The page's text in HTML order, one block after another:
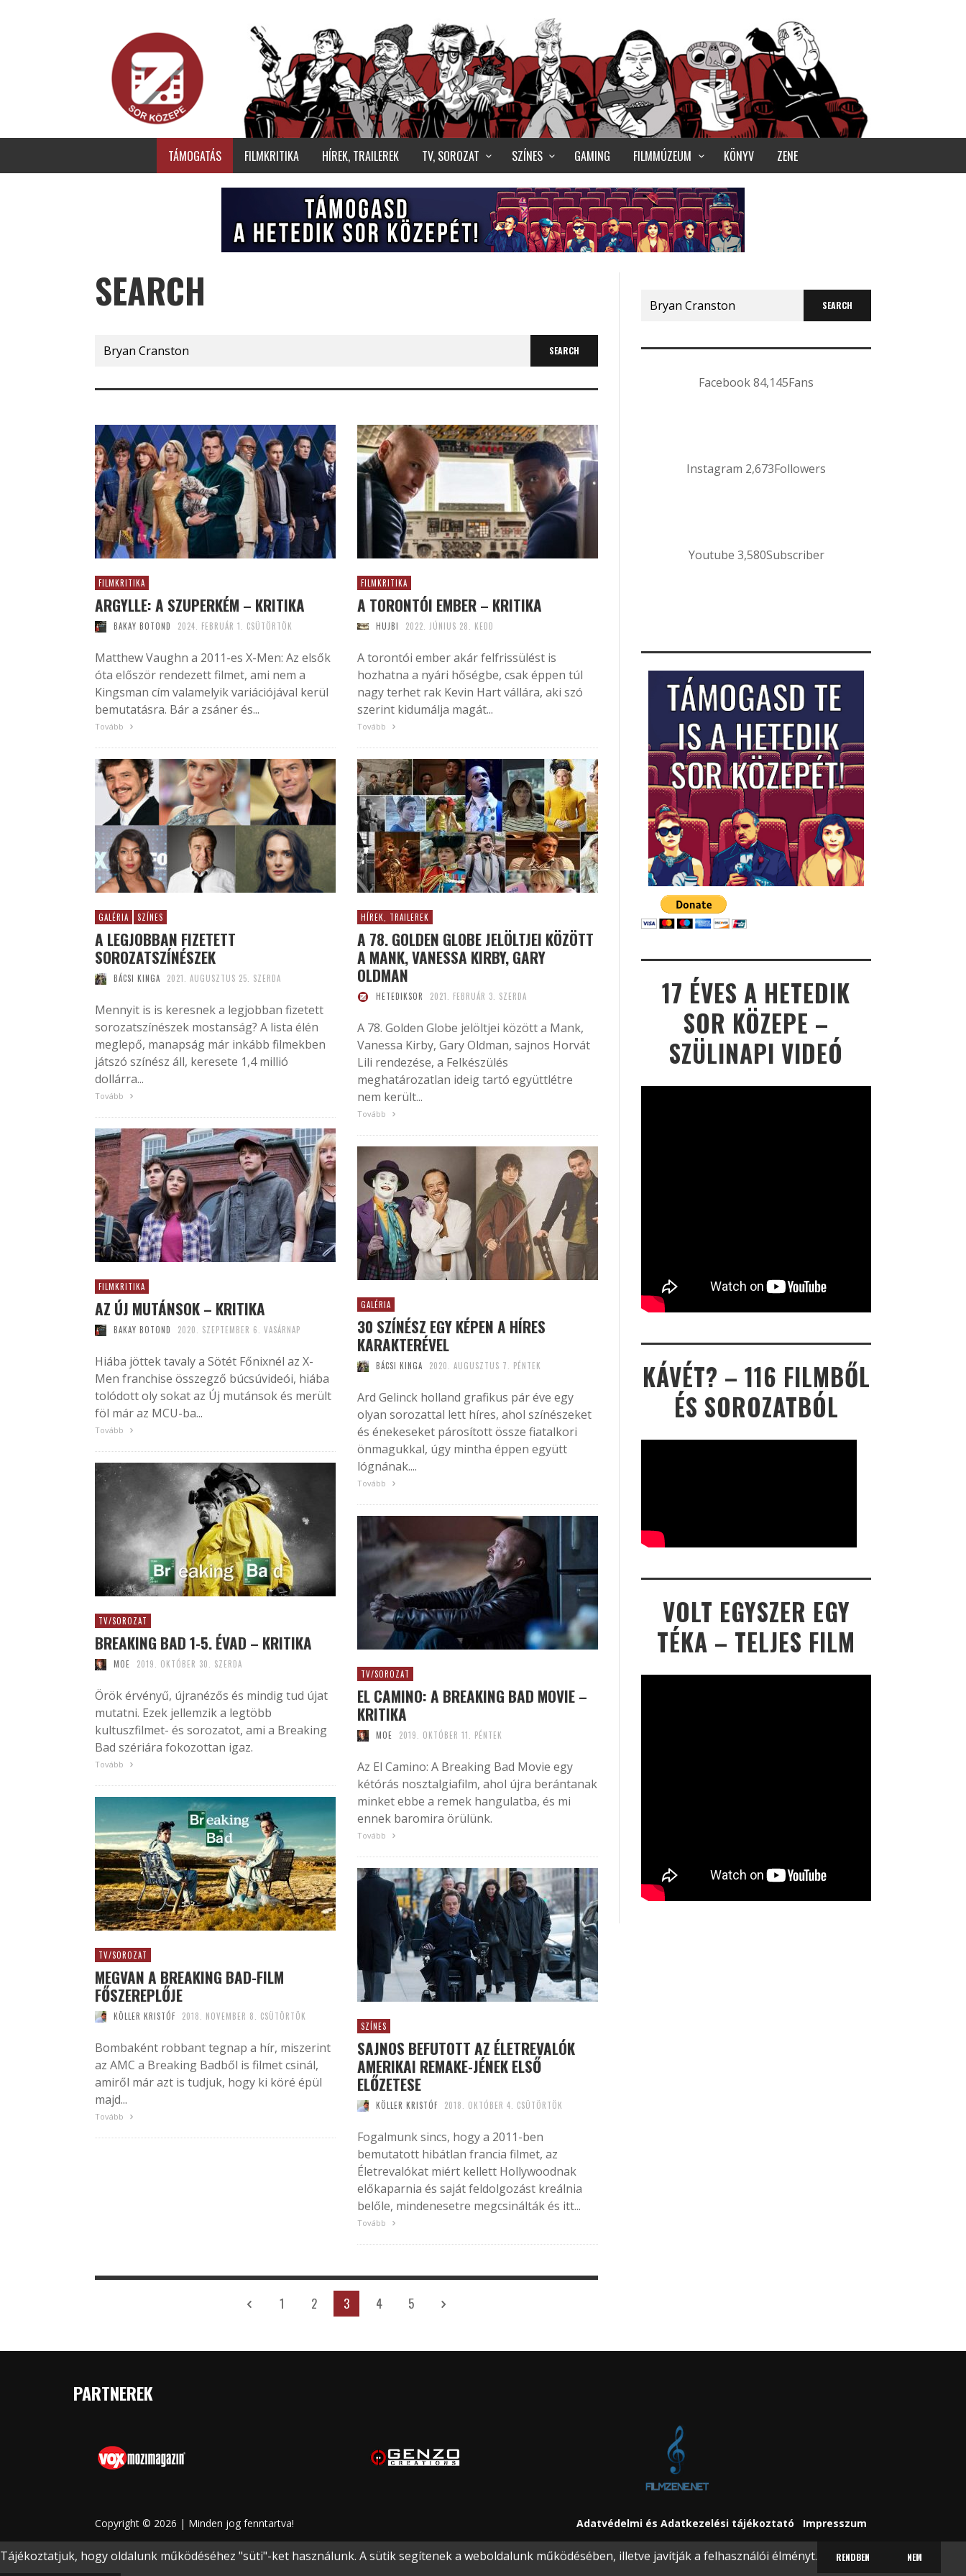
TÁMOGATÁS FILMKRITIKA HÍREK, TRAILEREK TV, SOROZAT SZÍNES GAMING FILMMÚZEUM KÖNYV ZENE
SEARCH
Search
for:
FILMKRITIKA
ARGYLLE: A SZUPERKÉM – KRITIKA
BAKAY BOTOND 2024. FEBRUÁR 1. CSÜTÖRTÖK
Matthew Vaughn a 2011-es X-Men: Az elsők
óta először rendezett filmet, ami nem a
Kingsman cím valamelyik variációjával kerül
bemutatásra. Bár a zsáner és...
Tovább
FILMKRITIKA
A TORONTÓI EMBER – KRITIKA
HUJBI 2022. JÚNIUS 28. KEDD
A torontói ember akár felfrissülést is
hozhatna a nyári hőségbe, csak éppen túl
nagy terhet rak Kevin Hart vállára, aki szó
szerint kidumálja magát...
Tovább
GALÉRIA SZÍNES
A LEGJOBBAN FIZETETT
SOROZATSZÍNÉSZEK
BÁCSI KINGA 2021. AUGUSZTUS 25. SZERDA
Mennyit is is keresnek a legjobban fizetett
sorozatszínészek mostanság? A lista élén
meglepő, manapság már inkább filmekben
játszó színész áll, keresete 1,4 millió
dollárra...
Tovább
HÍREK, TRAILEREK
A 78. GOLDEN GLOBE JELÖLTJEI KÖZÖTT
A MANK, VANESSA KIRBY, GARY
OLDMAN
HETEDIKSOR 2021. FEBRUÁR 3. SZERDA
A 78. Golden Globe jelöltjei között a Mank,
Vanessa Kirby, Gary Oldman, sajnos Horvát
Lili rendezése, a Felkészülés
meghatározatlan ideig tartó együttlétre
nem került...
Tovább
FILMKRITIKA
AZ ÚJ MUTÁNSOK – KRITIKA
BAKAY BOTOND 2020. SZEPTEMBER 6. VASÁRNAP
Hiába jöttek tavaly a Sötét Főnixnél az X-
Men franchise összegző búcsúvideói, hiába
tolódott oly sokat az Új mutánsok és merült
föl már az MCU-ba...
Tovább
GALÉRIA
30 SZÍNÉSZ EGY KÉPEN A HÍRES
KARAKTERÉVEL
BÁCSI KINGA 2020. AUGUSZTUS 7. PÉNTEK
Ard Gelinck holland grafikus pár éve egy
olyan sorozattal lett híres, ahol színészeket
és énekeseket párosított össze fiatalkori
önmagukkal, úgy mintha éppen együtt
lógnának....
Tovább
TV/SOROZAT
BREAKING BAD 1-5. ÉVAD – KRITIKA
MOE 2019. OKTÓBER 30. SZERDA
Örök érvényű, újranézős és mindig tud újat
mutatni. Ezek jellemzik a legtöbb
kultuszfilmet- és sorozatot, ami a Breaking
Bad szériára fokozottan igaz.
Tovább
TV/SOROZAT
EL CAMINO: A BREAKING BAD MOVIE –
KRITIKA
MOE 2019. OKTÓBER 11. PÉNTEK
Az El Camino: A Breaking Bad Movie egy
kétórás nosztalgiafilm, ahol újra berántanak
minket ebbe a remek hangulatba, és mi
ennek baromira örülünk.
Tovább
TV/SOROZAT
MEGVAN A BREAKING BAD-FILM
FŐSZEREPLŐJE
KÖLLER KRISTÓF 2018. NOVEMBER 8. CSÜTÖRTÖK
Bombaként robbant tegnap a hír, miszerint
az AMC a Breaking Badből is filmet csinál,
amiről már azt is tudjuk, hogy ki köré épül
majd...
Tovább
SZÍNES
SAJNOS BEFUTOTT AZ ÉLETREVALÓK
AMERIKAI REMAKE-JÉNEK ELSŐ
ELŐZETESE
KÖLLER KRISTÓF 2018. OKTÓBER 4. CSÜTÖRTÖK
Fogalmunk sincs, hogy a 2011-ben
bemutatott hibátlan francia filmet, az
Életrevalókat miért kellett Hollywoodnak
előkaparnia és saját feldolgozást kreálnia
belőle, mindenesetre megcsinálták és itt...
Tovább
1 2 3 4 5
Search
for:
Facebook84,145Fans
Instagram 2,673Followers
Youtube 3,580Subscriber
17 ÉVES A HETEDIK
SOR KÖZEPE –
SZÜLINAPI VIDEÓ
KÁVÉT? – 116 FILMBŐL
ÉS SOROZATBÓL
VOLT EGYSZER EGY
TÉKA – TELJES FILM
PARTNEREK
Copyright © 2026 | Minden jog fenntartva! Adatvédelmi és Adatkezelési tájékoztató Impresszum
Tájékoztatjuk, hogy oldalunk működéséhez "süti"-ket használunk. A sütik segítenek a weboldalunk működésében, illetve javítják a felhasználói élményt. RENDBEN NEM